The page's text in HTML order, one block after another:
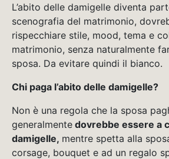
L’abito delle damigelle diventa
scenografia del matrimonio,
rispecchiare stile, mood, tema e
matrimonio, senza naturalmente
sposa. Da evitare quindi il bianco.
Chi paga l’abito delle damigelle?
Non è una regola che la sposa
generalmente dovrebbe essere a
damigelle, mentre spetta alla
corsage, bouquet e ad un regalo